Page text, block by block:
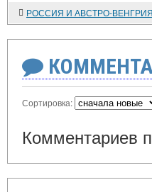
Сортировка:
Комментариев